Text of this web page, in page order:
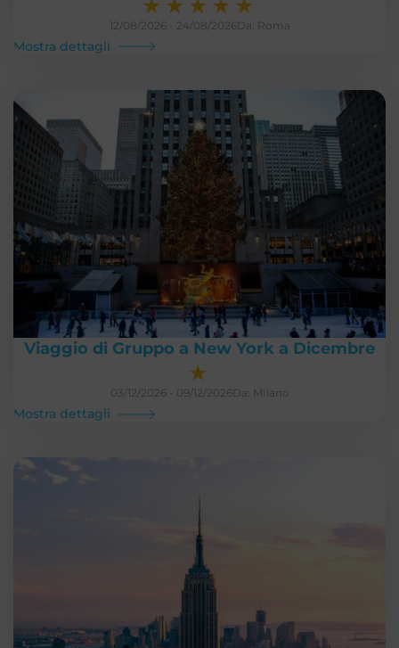
12/08/2026 - 24/08/2026Da: Roma
Mostra dettagli
Viaggio di Gruppo a New York a Dicembre
★
03/12/2026 - 09/12/2026Da: MIlano
Mostra dettagli